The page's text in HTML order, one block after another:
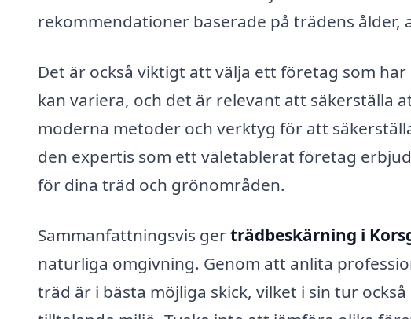
rekommendationer baserade på trädens ålder,
Det är också viktigt att välja ett företag som
kan variera, och det är relevant att säkerställa
moderna metoder och verktyg för att
den expertis som ett väletablerat företag
för dina träd och grönområden.
Sammanfattningsvis gerträdbeskärning i
naturliga omgivning. Genom att anlita
träd är i bästa möjliga skick, vilket i sin tur